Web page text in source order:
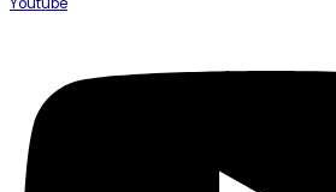
Youtube